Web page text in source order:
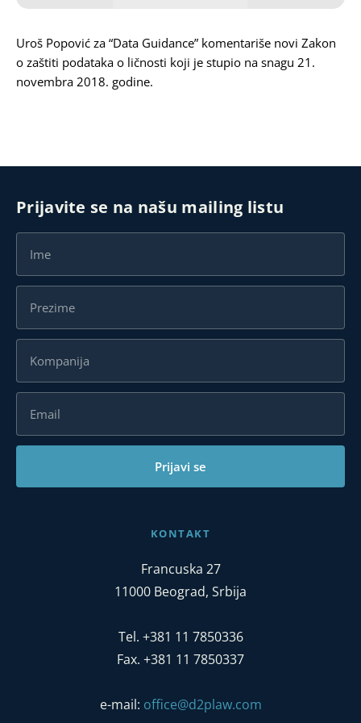
Karijera
Kontakt
Uroš Popović za “Data Guidance” komentariše novi Zakon
o zaštiti podataka o ličnosti koji je stupio na snagu 21.
novembra 2018. godine.
Prijavite se na našu mailing listu
Prijavi se
KONTAKT
Francuska 27
11000 Beograd, Srbija
Tel. +381 11 7850336
Fax. +381 11 7850337
e-mail: office@d2plaw.com